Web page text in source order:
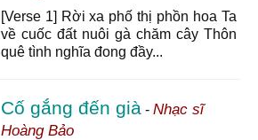
[Verse 1] Rời xa phố thị phồn hoa Ta
về cuốc đất nuôi gà chăm cây Thôn
quê tình nghĩa đong đầy...
Cố gắng đến già- Nhạc sĩ
Hoàng Bảo